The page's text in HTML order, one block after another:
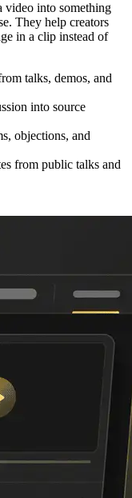
video into something
They help creators
in a clip instead of
talks, demos, and
into source
objections, and
from public talks and